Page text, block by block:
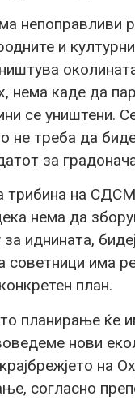
непоправливи
и
нема каде да
се уништени.
не треба да
за
трибина на
нема да
иднината,
советници има
план.
планирање ќе
нови
на
согласно